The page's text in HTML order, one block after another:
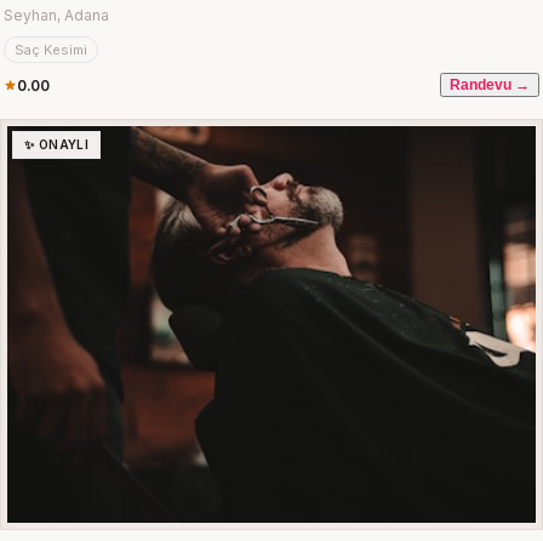
Seyhan, Adana
Saç Kesimi
0.00 Randevu →
✨ ONAYLI